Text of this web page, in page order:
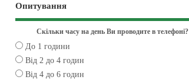
Опитування
Скільки часу на день Ви проводите в телефоні?
До 1 години
Від 2 до 4 годин
Від 4 до 6 годин